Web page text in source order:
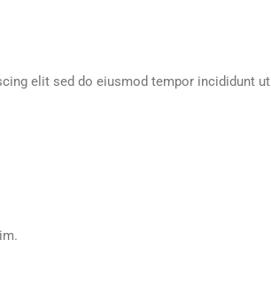
elit sed do eiusmod tempor incididunt ut